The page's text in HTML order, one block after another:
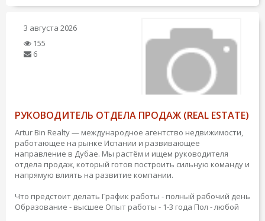
3 августа 2026
155
6
РУКОВОДИТЕЛЬ ОТДЕЛА ПРОДАЖ (REAL ESTATE)
Artur Bin Realty — международное агентство недвижимости,
работающее на рынке Испании и развивающее
направление в Дубае. Мы растём и ищем руководителя
отдела продаж, который готов построить сильную команду и
напрямую влиять на развитие компании.
Что предстоит делать График работы - полный рабочий день
Образование - высшее Опыт работы - 1-3 года Пол - любой